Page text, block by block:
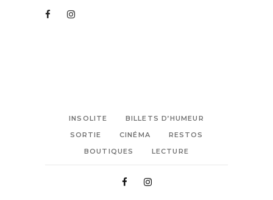
INSOLITE
BILLETS D’HUMEUR
SORTIE
CINÉMA
RESTOS
BOUTIQUES
LECTURE